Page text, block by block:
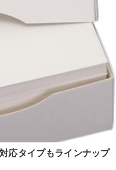
応タイプもラインナップ